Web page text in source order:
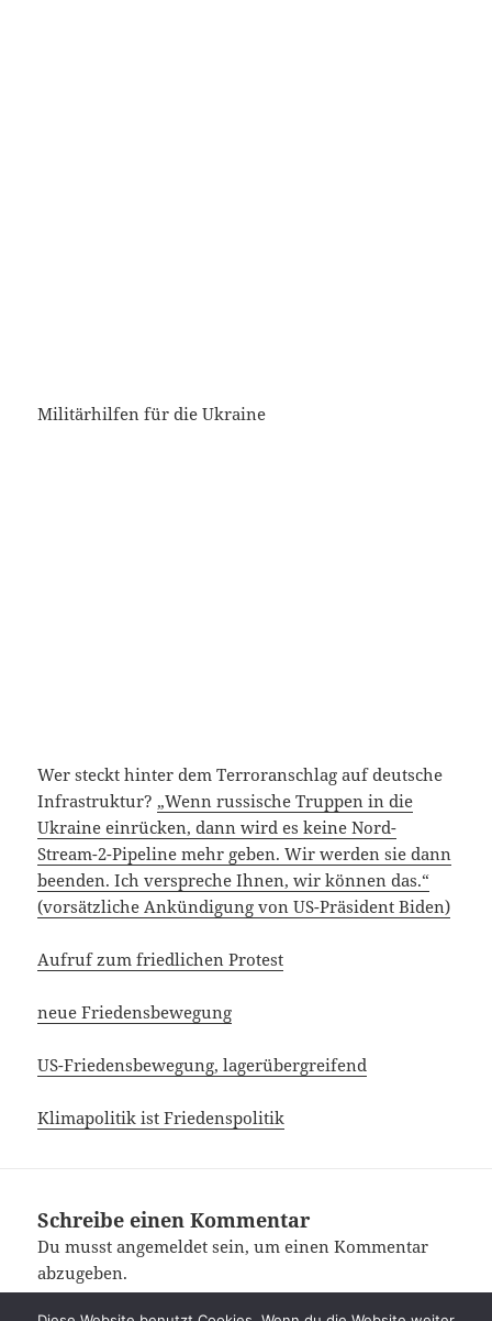
Militärhilfen für die Ukraine
Wer steckt hinter dem Terroranschlag auf deutsche
Infrastruktur? „Wenn russische Truppen in die
Ukraine einrücken, dann wird es keine Nord-
Stream-2-Pipeline mehr geben. Wir werden sie dann
beenden. Ich verspreche Ihnen, wir können das.“
(vorsätzliche Ankündigung von US-Präsident Biden)
Aufruf zum friedlichen Protest
neue Friedensbewegung
US-Friedensbewegung, lagerübergreifend
Klimapolitik ist Friedenspolitik
Schreibe einen Kommentar
Du musstangemeldet sein, um einen Kommentar
abzugeben.